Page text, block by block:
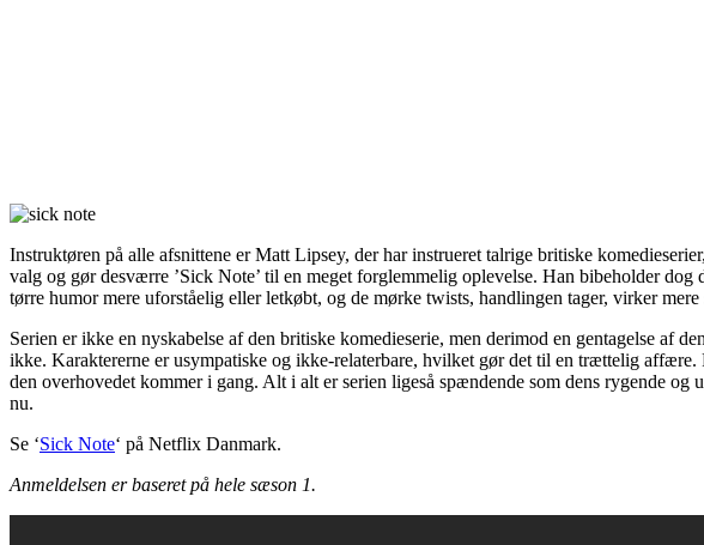
Instruktøren på alle afsnittene er Matt Lipsey, der har instrueret talrige britiske
valg og gør desværre ’Sick Note’ til en meget forglemmelig oplevelse. Han bibeholder
tørre humor mere uforståelig eller letkøbt, og de mørke twists, handlingen tager, virker
Serien er ikke en nyskabelse af den britiske komedieserie, men derimod en gentagelse af
ikke. Karaktererne er usympatiske og ikke-relaterbare, hvilket gør det til en trættelig
den overhovedet kommer i gang. Alt i alt er serien ligeså spændende som dens rygende
nu.
Se ‘Sick Note‘ på Netflix Danmark.
Anmeldelsen er baseret på hele sæson 1.